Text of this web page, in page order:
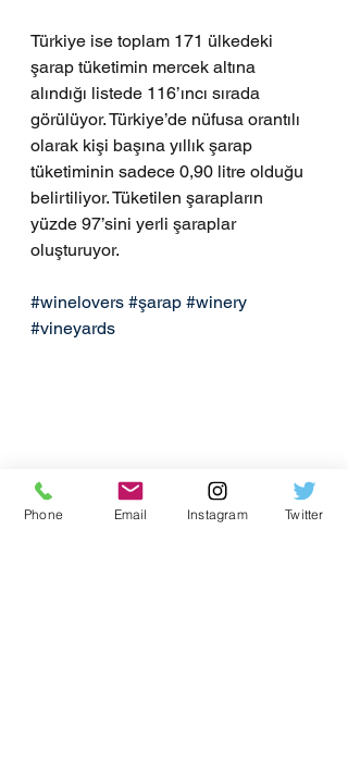
Türkiye ise toplam 171 ülkedeki
şarap tüketimin mercek altına
alındığı listede 116’ıncı sırada
görülüyor. Türkiye’de nüfusa orantılı
olarak kişi başına yıllık şarap
tüketiminin sadece 0,90 litre olduğu
belirtiliyor. Tüketilen şarapların
yüzde 97’sini yerli şaraplar
oluşturuyor.
#winelovers #şarap #winery
#vineyards
Phone Email Instagram Twitter